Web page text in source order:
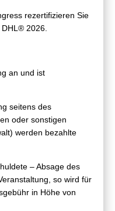
rezertifizieren Sie
2026.
an und ist
seitens des
oder sonstigen
werden bezahlte
– Absage des
so wird für
in Höhe von